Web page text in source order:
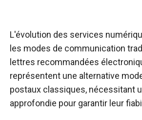
L'évolution des services
les modes de communication
lettres recommandées
représentent une alternative
postaux classiques, nécessitant
approfondie pour garantir leur